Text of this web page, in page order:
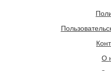
О